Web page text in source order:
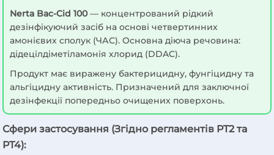
Nerta Bac-Cid 100— концентрований рідкий
дезінфікуючий засіб на основі четвертинних
амонієвих сполук (ЧАС). Основна діюча речовина:
дідецілдіметіламонія хлорид (DDAC).
Продукт має виражену бактерицидну, фунгіцидну та
альгіцидну активність. Призначений для заключної
дезінфекції попередньо очищених поверхонь.
Сфери застосування (Згідно регламентів PT2 та
PT4):